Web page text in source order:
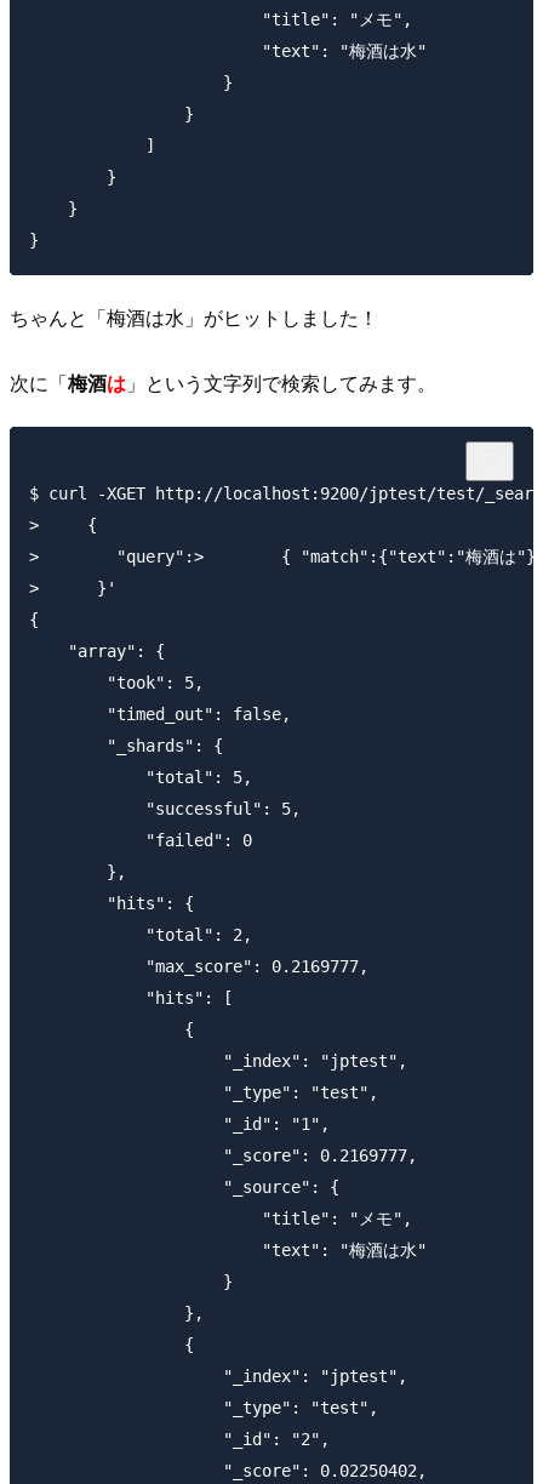
                        "title": "メモ",
                        "text": "梅酒は水"
                    }
                }
            ]
        }
    }
ちゃんと「梅酒は水」がヒットしました！
次に「梅酒は 」という文字列で検索してみます。
$ curl -XGET http://localhost:9200/jptest/test/
>     {
>        "query":>        { "match":{"text":"梅酒は
>      }'
{
    "array": {
        "took": 5,
        "timed_out": false,
        "_shards": {
            "total": 5,
            "successful": 5,
            "failed": 0
        },
        "hits": {
            "total": 2,
            "max_score": 0.2169777,
            "hits": [
                {
                    "_index": "jptest",
                    "_type": "test",
                    "_id": "1",
                    "_score": 0.2169777,
                    "_source": {
                        "title": "メモ",
                        "text": "梅酒は水"
                    }
                },
                {
                    "_index": "jptest",
                    "_type": "test",
                    "_id": "2",
                    "_score": 0.02250402,